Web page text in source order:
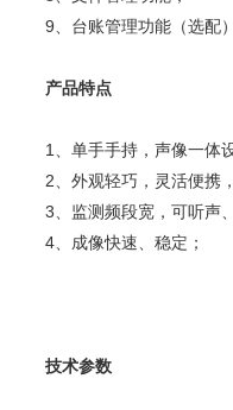
9、台账管理功能（选配
产品特点
1、单手手持，声像一体
2、外观轻巧，灵活便携
3、监测频段宽，可听声
4、成像快速、稳定；
技术参数